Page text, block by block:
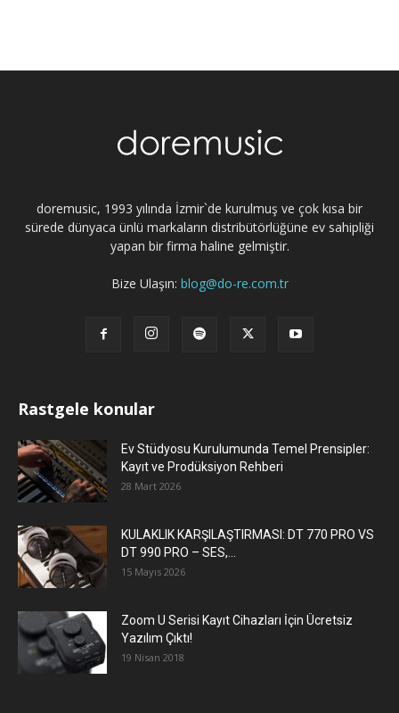
doremusic, 1993 yılında İzmir`de kurulmuş ve çok kısa bir
sürede dünyaca ünlü markaların distribütörlüğüne ev sahipliği
yapan bir firma haline gelmiştir.
Bize Ulaşın: blog@do-re.com.tr
Rastgele konular
Ev Stüdyosu Kurulumunda Temel Prensipler:
Kayıt ve Prodüksiyon Rehberi
28 Mart 2026
KULAKLIK KARŞILAŞTIRMASI: DT 770 PRO VS
DT 990 PRO – SES,...
15 Mayıs 2026
Zoom U Serisi Kayıt Cihazları İçin Ücretsiz
Yazılım Çıktı!
19 Nisan 2018